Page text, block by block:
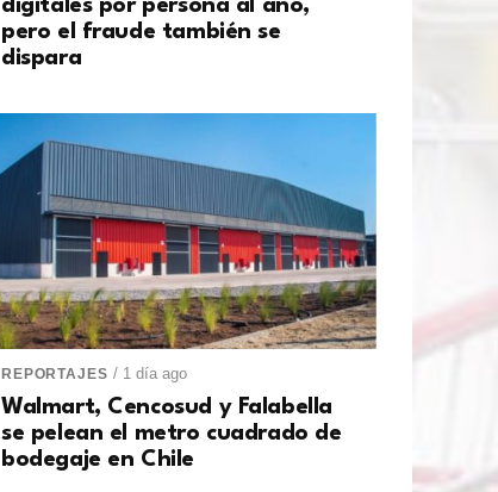
digitales por persona al año,
pero el fraude también se
dispara
REPORTAJES / 1 día ago
Walmart, Cencosud y Falabella
se pelean el metro cuadrado de
bodegaje en Chile